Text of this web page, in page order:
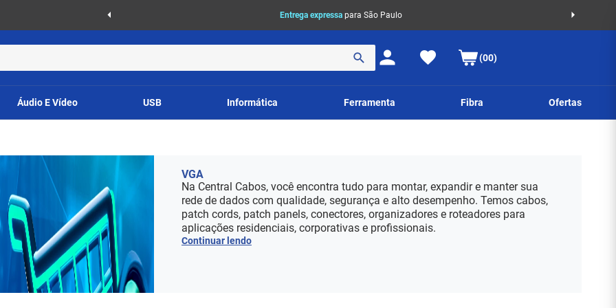
Entrega expressa para São Paulo
(00)
Áudio E Vídeo USB Informática Ferramenta Fibra Ofertas
VGA
Na Central Cabos, você encontra tudo para montar, expandir e manter sua
rede de dados com qualidade, segurança e alto desempenho. Temos cabos,
patch cords, patch panels, conectores, organizadores e roteadores para
aplicações residenciais, corporativas e profissionais.
Continuar lendo